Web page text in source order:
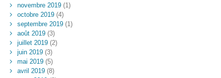
novembre 2019(1)
octobre 2019(4)
septembre 2019(1)
août 2019(3)
juillet 2019(2)
juin 2019(3)
mai 2019(5)
avril 2019(8)